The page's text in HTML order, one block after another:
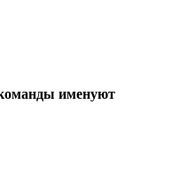
именуют